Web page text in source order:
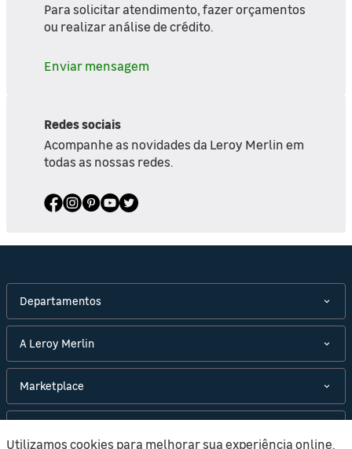
Para solicitar atendimento, fazer orçamentos
ou realizar análise de crédito.
Enviar mensagem
Redes sociais
Acompanhe as novidades da Leroy Merlin em
todas as nossas redes.
Departamentos
A Leroy Merlin
Marketplace
Utilizamos cookies para melhorar sua experiência online.